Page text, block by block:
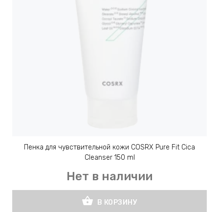
Пенка для чувствительной кожи COSRX Pure Fit Cica
Cleanser 150 ml
Нет в наличии
shopping_basket В КОРЗИНУ